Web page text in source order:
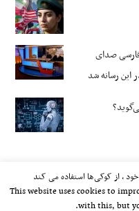
صدای
این رسانه شد
، از کوکی‌ها استفاده می کند
This website uses cookies to
with this, but